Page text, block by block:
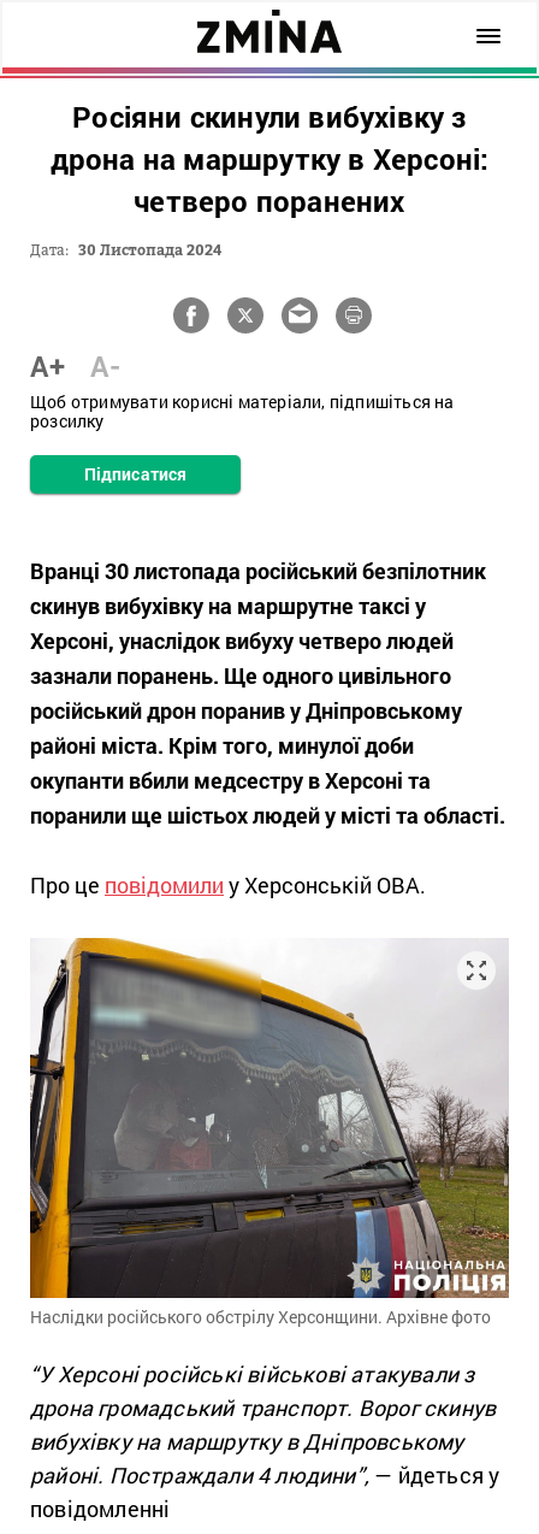
Росіяни скинули вибухівку з
дрона на маршрутку в Херсоні:
четверо поранених
Дата: 30 Листопада 2024
A+ A-
Щоб отримувати корисні матеріали, підпишіться на
розсилку
Підписатися
Вранці 30 листопада російський безпілотник
скинув вибухівку на маршрутне таксі у
Херсоні, унаслідок вибуху четверо людей
зазнали поранень. Ще одного цивільного
російський дрон поранив у Дніпровському
районі міста. Крім того, минулої доби
окупанти вбили медсестру в Херсоні та
поранили ще шістьох людей у місті та області.
Про це повідомили у Херсонській ОВА.
Наслідки російського обстрілу Херсонщини. Архівне фото
“У Херсоні російські військові атакували з
дрона громадський транспорт. Ворог скинув
вибухівку на маршрутку в Дніпровському
районі. Постраждали 4 людини”, — йдеться у
повідомленні